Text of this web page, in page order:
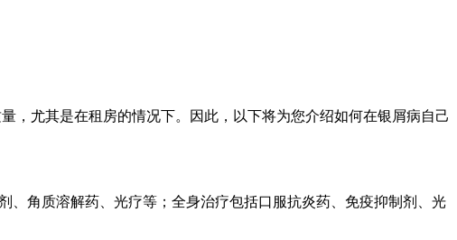
，尤其是在租房的情况下。因此，以下将为您介绍如何在银屑病自己
角质溶解药、光疗等；全身治疗包括口服抗炎药、免疫抑制剂、光